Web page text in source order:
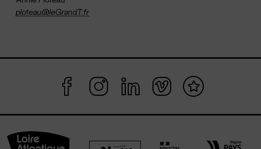
ploteau@leGrandT.fr